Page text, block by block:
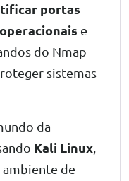
portas
e
do Nmap
sistemas
da
Kali Linux
de